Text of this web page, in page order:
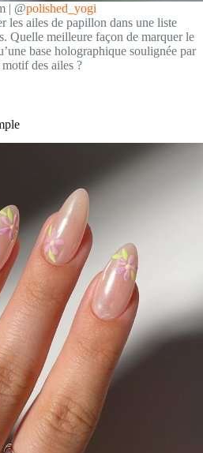
| @polished_yogi
les ailes de papillon dans une liste
Quelle meilleure façon de marquer le
base holographique soulignée par
des ailes ?